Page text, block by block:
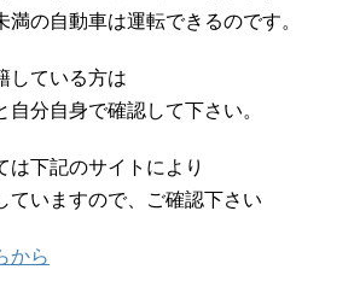
の自動車は運転できるのです。
している方は
自分自身で確認して下さい。
は下記のサイトにより
ていますので、ご確認下さい
から